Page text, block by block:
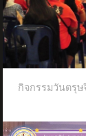
กิจกรรมวันตรุ